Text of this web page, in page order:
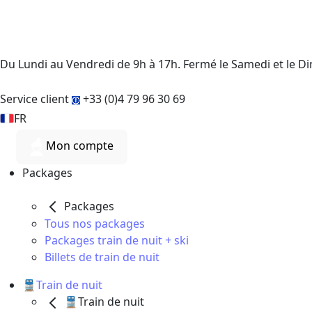
Du Lundi au Vendredi de 9h à 17h. Fermé le Samedi et le
Service client
+33 (0)4 79 96 30 69
FR
Mon compte
Packages
Packages
Tous nos packages
Packages train de nuit + ski
Billets de train de nuit
🚆Train de nuit
🚆Train de nuit